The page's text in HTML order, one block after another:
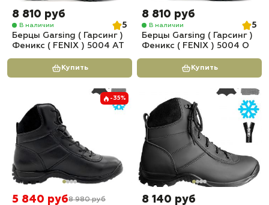
8 810 руб
В наличии
5
Берцы Garsing ( Гарсинг )
Феникс ( FENIX ) 5004 АТ
Купить
8 810 руб
В наличии
5
Берцы Garsing ( Гарсинг )
Феникс ( FENIX ) 5004 О
Купить
-35%
5 840 руб8 980 руб 8 140 руб